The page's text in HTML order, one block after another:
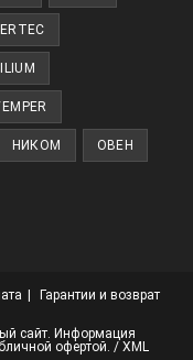
НИКОМ ОВЕН
Гарантии и возврат
сайт. Информация
офертой. / XML